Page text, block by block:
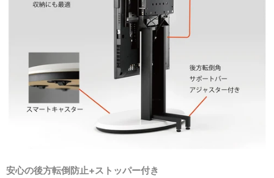
安心の後方転倒防止+ストッパー付き